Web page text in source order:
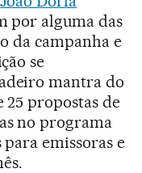
por alguma das
da campanha e
se
mantra do
25 propostas de
no programa
emissoras e